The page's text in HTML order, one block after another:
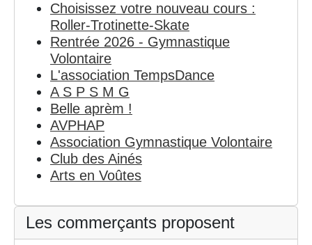
Choisissez votre nouveau cours :
Roller-Trotinette-Skate
Rentrée 2026 - Gymnastique
Volontaire
L'association TempsDance
A S P S M G
Belle aprèm !
AVPHAP
Association Gymnastique Volontaire
Club des Ainés
Arts en Voûtes
Les commerçants proposent